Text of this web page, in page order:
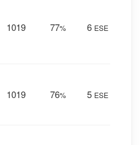
1019 77% 6 ESE
1019 76% 5 ESE